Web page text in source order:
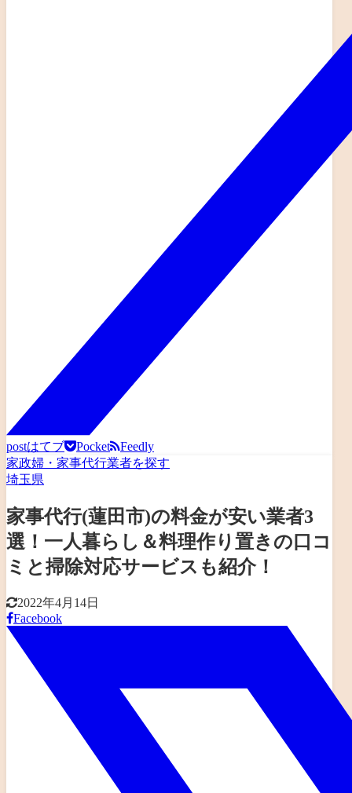
postはてブ Pocket
Feedly
家政婦・家事代行業者を探す
埼玉県
家事代行(蓮田市)の料金が安い業者3
選！一人暮らし＆料理作り置きの口コ
ミと掃除対応サービスも紹介！
2022年4月14日
Facebook